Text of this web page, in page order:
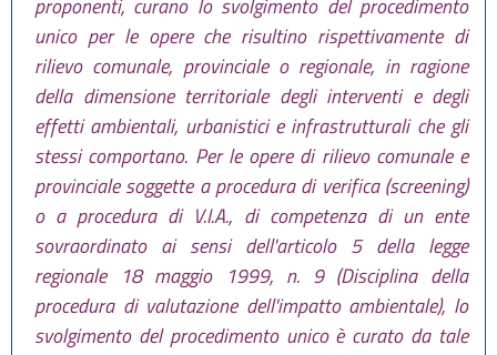
proponenti, curano lo svolgimento del procedimento
unico per le opere che risultino rispettivamente di
rilievo comunale, provinciale o regionale, in ragione
della dimensione territoriale degli interventi e degli
effetti ambientali, urbanistici e infrastrutturali che gli
stessi comportano. Per le opere di rilievo comunale e
provinciale soggette a procedura di verifica (screening)
o a procedura di V.I.A., di competenza di un ente
sovraordinato ai sensi dell'articolo 5 della legge
regionale 18 maggio 1999, n. 9 (Disciplina della
procedura di valutazione dell'impatto ambientale), lo
svolgimento del procedimento unico è curato da tale